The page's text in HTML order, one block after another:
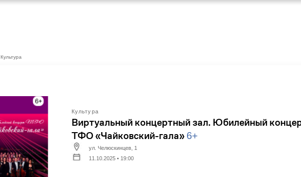
Культура
Культура
Виртуальный концертный зал. Юбилейный
ТФО «Чайковский-гала» 6+
ул. Челюскинцев, 1
11.10.2025 • 19:00